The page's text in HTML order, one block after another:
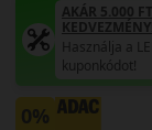
AKÁR 5.000
KEDVEZMÉNY!
Használja a
kuponkódot!
0%